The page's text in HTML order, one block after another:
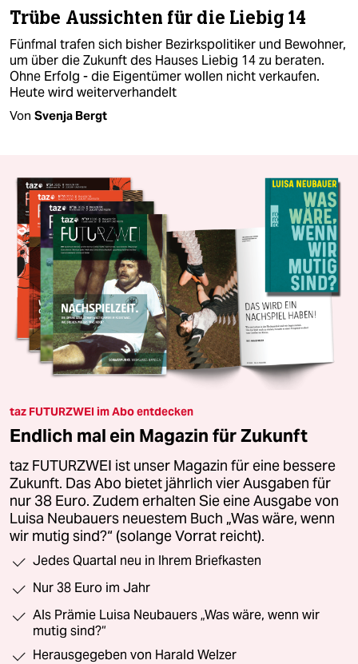
Trübe Aussichten für die Liebig 14
Fünfmal trafen sich bisher Bezirkspolitiker und Bewohner,
um über die Zukunft des Hauses Liebig 14 zu beraten.
Ohne Erfolg - die Eigentümer wollen nicht verkaufen.
Heute wird weiterverhandelt
Von Svenja Bergt
taz FUTURZWEI im Abo entdecken
Endlich mal ein Magazin für Zukunft
taz FUTURZWEI ist unser Magazin für eine bessere
Zukunft. Das Abo bietet jährlich vier Ausgaben für
nur 38 Euro. Zudem erhalten Sie eine Ausgabe von
Luisa Neubauers neuestem Buch „Was wäre, wenn
wir mutig sind?“ (solange Vorrat reicht).
Jedes Quartal neu in Ihrem Briefkasten
Nur 38 Euro im Jahr
Als Prämie Luisa Neubauers „Was wäre, wenn wir
mutig sind?“
Herausgegeben von Harald Welzer